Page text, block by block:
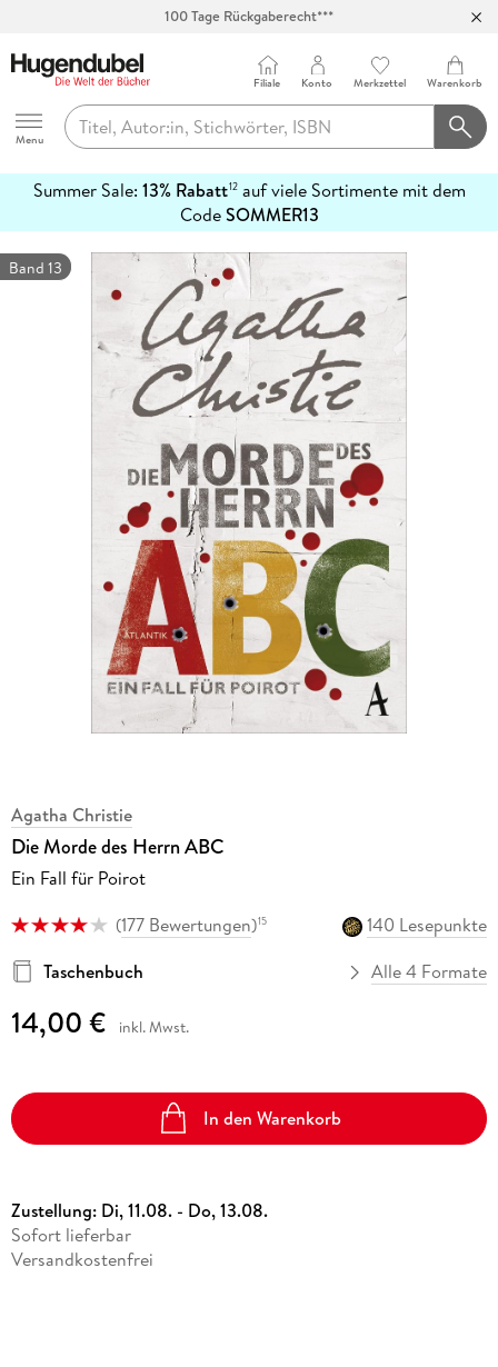
Abholung in über 100 Filialen
Hugendubel
Menu
Filiale Konto Merkzettel Warenkorb
Summer Sale: 13% Rabatt12auf viele Sortimente mit dem
CodeSOMMER13
erfahren
Band 13
Agatha Christie
Die Morde des Herrn ABC
Ein Fall für Poirot
(177 Bewertungen)15
140 Lesepunkte
Taschenbuch
Alle 4 Formate
14,00 € inkl. Mwst.
In den Warenkorb
Zustellung: Di, 11.08. - Do, 13.08.
Sofort lieferbar
Versandkostenfrei